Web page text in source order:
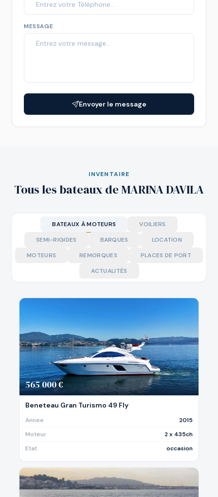
MESSAGE
Envoyer le message
INVENTAIRE
Tous les bateaux de MARINA DAVILA
BATEAUX À MOTEURS
VOILIERS
SEMI-RIGIDES
BARQUES
LOCATION
MOTEURS
REMORQUES
PLACES DE PORT
ACTUALITÉS
565 000 €
Beneteau Gran Turismo 49 Fly
Annee
2015
Moteur
2 x 435ch
Etat
occasion